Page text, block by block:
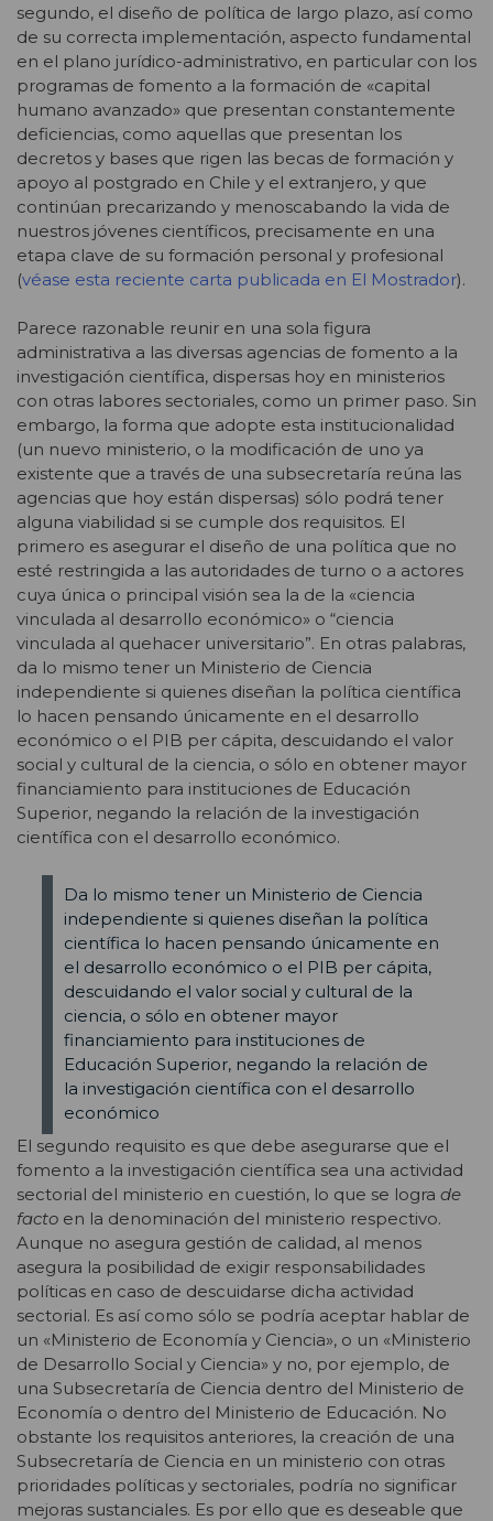
segundo, el diseño de política de largo plazo, así como
de su correcta implementación, aspecto fundamental
en el plano jurídico-administrativo, en particular con los
programas de fomento a la formación de «capital
humano avanzado» que presentan constantemente
deficiencias, como aquellas que presentan los
decretos y bases que rigen las becas de formación y
apoyo al postgrado en Chile y el extranjero, y que
continúan precarizando y menoscabando la vida de
nuestros jóvenes científicos, precisamente en una
etapa clave de su formación personal y profesional
(véase esta reciente carta publicada en El Mostrador).
Parece razonable reunir en una sola figura
administrativa a las diversas agencias de fomento a la
investigación científica, dispersas hoy en ministerios
con otras labores sectoriales, como un primer paso. Sin
embargo, la forma que adopte esta institucionalidad
(un nuevo ministerio, o la modificación de uno ya
existente que a través de una subsecretaría reúna las
agencias que hoy están dispersas) sólo podrá tener
alguna viabilidad si se cumple dos requisitos. El
primero es asegurar el diseño de una política que no
esté restringida a las autoridades de turno o a actores
cuya única o principal visión sea la de la «ciencia
vinculada al desarrollo económico» o “ciencia
vinculada al quehacer universitario”. En otras palabras,
da lo mismo tener un Ministerio de Ciencia
independiente si quienes diseñan la política científica
lo hacen pensando únicamente en el desarrollo
económico o el PIB per cápita, descuidando el valor
social y cultural de la ciencia, o sólo en obtener mayor
financiamiento para instituciones de Educación
Superior, negando la relación de la investigación
científica con el desarrollo económico.
Da lo mismo tener un Ministerio de Ciencia
independiente si quienes diseñan la política
científica lo hacen pensando únicamente en
el desarrollo económico o el PIB per cápita,
descuidando el valor social y cultural de la
ciencia, o sólo en obtener mayor
financiamiento para instituciones de
Educación Superior, negando la relación de
la investigación científica con el desarrollo
económico
El segundo requisito es que debe asegurarse que el
fomento a la investigación científica sea una actividad
sectorial del ministerio en cuestión, lo que se logra de
facto en la denominación del ministerio respectivo.
Aunque no asegura gestión de calidad, al menos
asegura la posibilidad de exigir responsabilidades
políticas en caso de descuidarse dicha actividad
sectorial. Es así como sólo se podría aceptar hablar de
un «Ministerio de Economía y Ciencia», o un «Ministerio
de Desarrollo Social y Ciencia» y no, por ejemplo, de
una Subsecretaría de Ciencia dentro del Ministerio de
Economía o dentro del Ministerio de Educación. No
obstante los requisitos anteriores, la creación de una
Subsecretaría de Ciencia en un ministerio con otras
prioridades políticas y sectoriales, podría no significar
mejoras sustanciales. Es por ello que es deseable que